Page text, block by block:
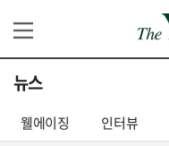
뉴스
웰에이징 인터뷰